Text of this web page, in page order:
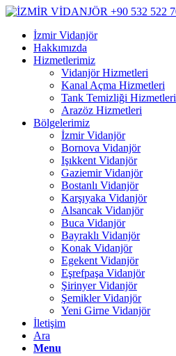
İzmir Vidanjör
Hakkımızda
Hizmetlerimiz
Vidanjör Hizmetleri
Kanal Açma Hizmetleri
Tank Temizliği Hizmetleri
Arazöz Hizmetleri
Bölgelerimiz
İzmir Vidanjör
Bornova Vidanjör
Işıkkent Vidanjör
Gaziemir Vidanjör
Bostanlı Vidanjör
Karşıyaka Vidanjör
Alsancak Vidanjör
Buca Vidanjör
Bayraklı Vidanjör
Konak Vidanjör
Egekent Vidanjör
Eşrefpaşa Vidanjör
Şirinyer Vidanjör
Şemikler Vidanjör
Yeni Girne Vidanjör
İletişim
Ara
Menu